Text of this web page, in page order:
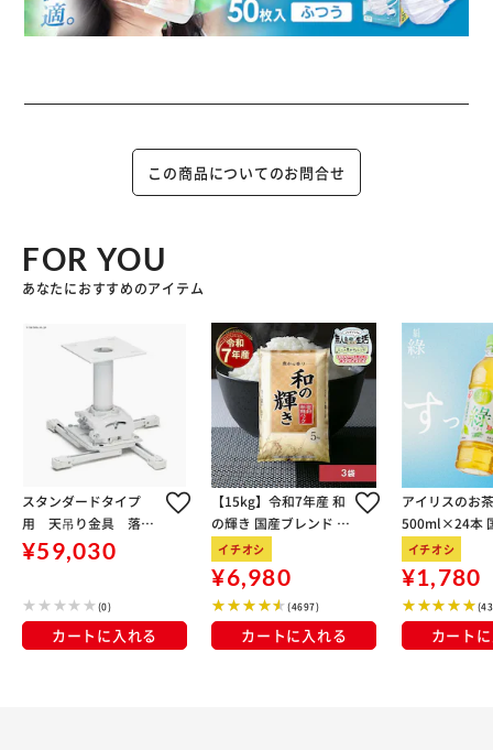
この商品についてのお問合せ
FOR YOU
あなたにおすすめのアイテム
スタンダードタイプ
用 天吊り金具 落下
防止ワイヤー付
¥59,030
(0)
カートに入れる
【15kg】令和7年産 和
の輝き 国産ブレンド 5
kg×3袋
イチオシ
¥6,980
(4697)
カートに入れる
アイリスのお
500ml×24本
100％使用
イチオシ
¥1,780
カート